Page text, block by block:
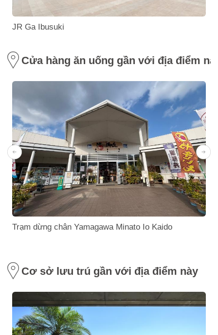
JR Ga Ibusuki
Cửa hàng ăn uống gần với địa điểm
Trạm dừng chân Yamagawa Minato Io Kaido
Cơ sở lưu trú gần với địa điểm này